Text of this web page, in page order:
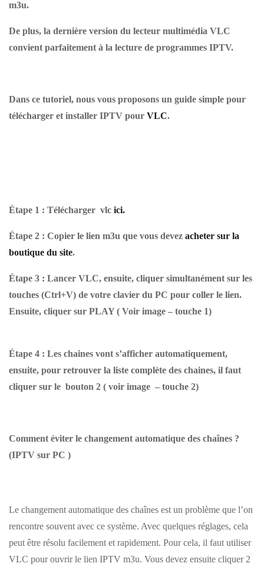
m3u.
De plus, la dernière version du lecteur multimédia VLC
convient parfaitement à la lecture de programmes IPTV.
Dans ce tutoriel, nous vous proposons un guide simple pour
télécharger et installer IPTV pour VLC.
Étape 1 : Télécharger vlc ici.
Étape 2 : Copier le lien m3u que vous devez acheter sur la
boutique du site.
Étape 3 : Lancer VLC, ensuite, cliquer simultanément sur les
touches (Ctrl+V) de votre clavier du PC pour coller le lien.
Ensuite, cliquer sur PLAY ( Voir image – touche 1)
Étape 4 : Les chaines vont s’afficher automatiquement,
ensuite, pour retrouver la liste complète des chaines, il faut
cliquer sur le bouton 2 ( voir image – touche 2)
Comment éviter le changement automatique des chaînes ?
(IPTV sur PC )
Le changement automatique des chaînes est un problème que l’on
rencontre souvent avec ce système. Avec quelques réglages, cela
peut être résolu facilement et rapidement. Pour cela, il faut utiliser
VLC pour ouvrir le lien IPTV m3u. Vous devez ensuite cliquer 2